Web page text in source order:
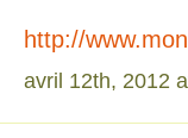
http://
avril 12th, 2012